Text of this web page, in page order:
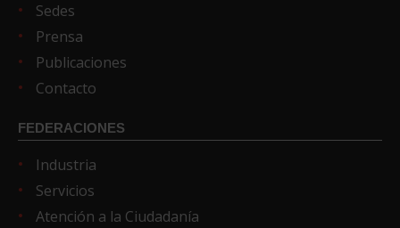
Sedes
Prensa
Publicaciones
Contacto
FEDERACIONES
Industria
Servicios
Atención a la Ciudadanía